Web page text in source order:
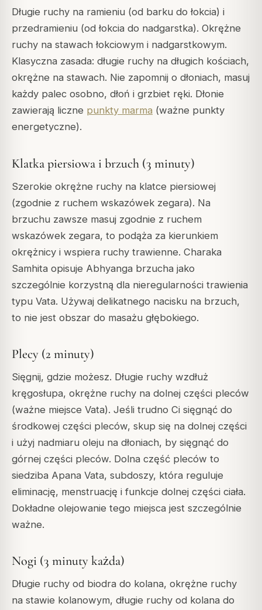
Długie ruchy na ramieniu (od barku do łokcia) i
przedramieniu (od łokcia do nadgarstka). Okrężne
ruchy na stawach łokciowym i nadgarstkowym.
Klasyczna zasada: długie ruchy na długich kościach,
okrężne na stawach. Nie zapomnij o dłoniach, masuj
każdy palec osobno, dłoń i grzbiet ręki. Dłonie
zawierają liczne punkty marma (ważne punkty
energetyczne).
Klatka piersiowa i brzuch (3 minuty)
Szerokie okrężne ruchy na klatce piersiowej
(zgodnie z ruchem wskazówek zegara). Na
brzuchu zawsze masuj zgodnie z ruchem
wskazówek zegara, to podąża za kierunkiem
okrężnicy i wspiera ruchy trawienne. Charaka
Samhita opisuje Abhyanga brzucha jako
szczególnie korzystną dla nieregularności trawienia
typu Vata. Używaj delikatnego nacisku na brzuch,
to nie jest obszar do masażu głębokiego.
Plecy (2 minuty)
Sięgnij, gdzie możesz. Długie ruchy wzdłuż
kręgosłupa, okrężne ruchy na dolnej części pleców
(ważne miejsce Vata). Jeśli trudno Ci sięgnąć do
środkowej części pleców, skup się na dolnej części
i użyj nadmiaru oleju na dłoniach, by sięgnąć do
górnej części pleców. Dolna część pleców to
siedziba Apana Vata, subdoszy, która reguluje
eliminację, menstruację i funkcje dolnej części ciała.
Dokładne olejowanie tego miejsca jest szczególnie
ważne.
Nogi (3 minuty każda)
Długie ruchy od biodra do kolana, okrężne ruchy
na stawie kolanowym, długie ruchy od kolana do